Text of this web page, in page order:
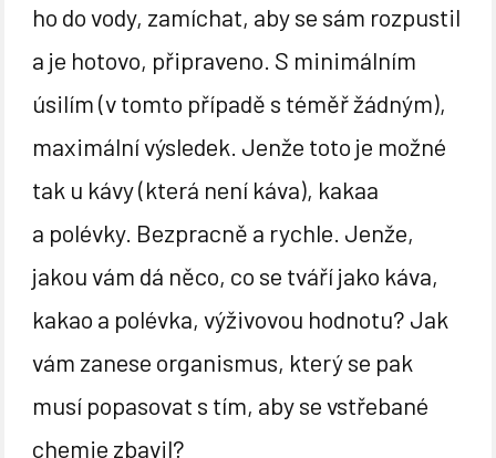
ho do vody, zamíchat, aby se sám rozpustil
a je hotovo, připraveno. S minimálním
úsilím (v tomto případě s téměř žádným),
maximální výsledek. Jenže toto je možné
tak u kávy (která není káva), kakaa
a polévky. Bezpracně a rychle. Jenže,
jakou vám dá něco, co se tváří jako káva,
kakao a polévka, výživovou hodnotu? Jak
vám zanese organismus, který se pak
musí popasovat s tím, aby se vstřebané
chemie zbavil?